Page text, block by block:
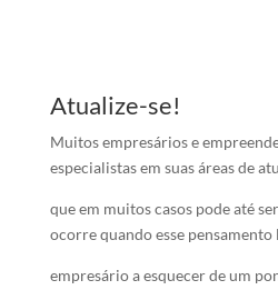
Atualize-se!
Muitos empresários e
especialistas em suas áreas de
que em muitos casos pode até
ocorre quando esse pensamento
empresário a esquecer de um